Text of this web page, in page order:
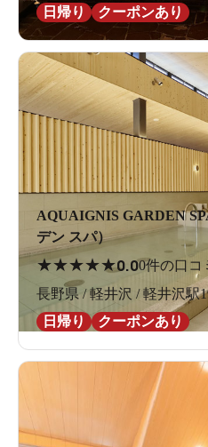
日帰り
クーポンあり
AQUAIGNIS GARDEN
デン スパ）
★★★★★0.00件の口コ
長野県 / 軽井沢 / 軽井沢駅
日帰り
クーポンあり